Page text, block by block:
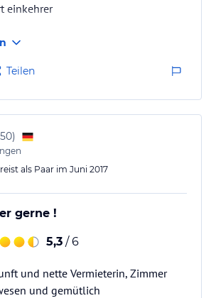
einkehrer
Teilen
)
als Paar im Juni 2017
gerne !
5,3 / 6
und nette Vermieterin, Zimmer
und gemütlich